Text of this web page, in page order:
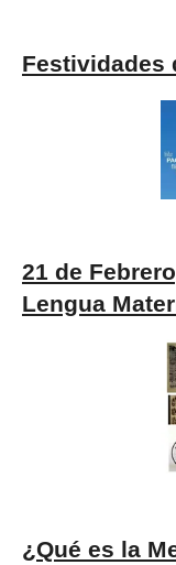
Festividades
21 de
Lengua
¿Qué es la